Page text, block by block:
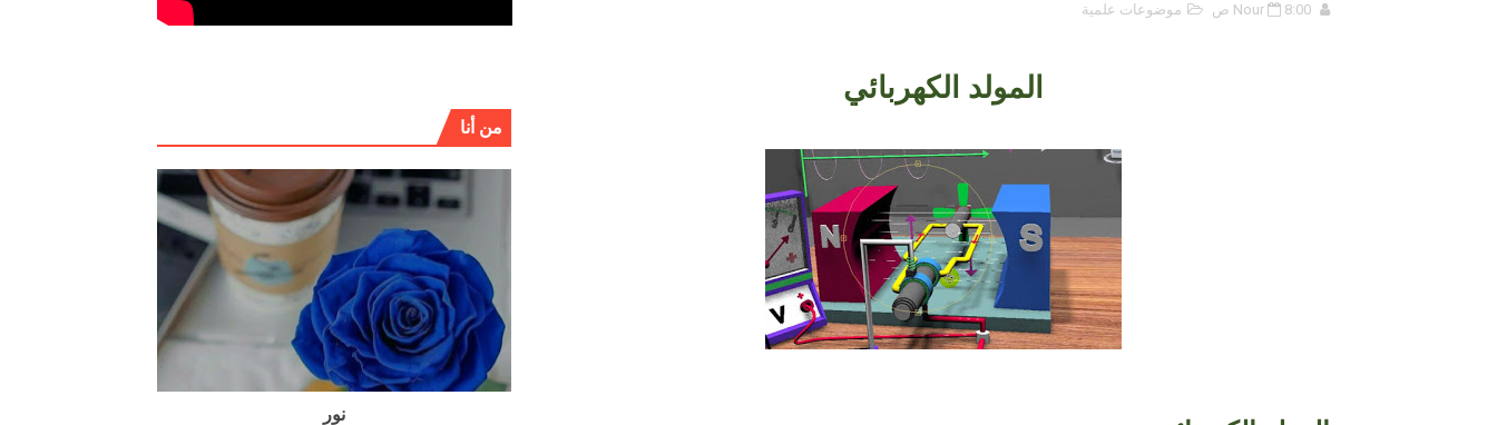
نبذة عن كتاب ( أربعون 40 ) - أحمد الشقيري
Nour 8:00 ص موضوعات علمية
المولد الكهربائي
من أنا
نور